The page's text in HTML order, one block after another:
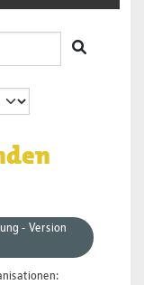
- Version